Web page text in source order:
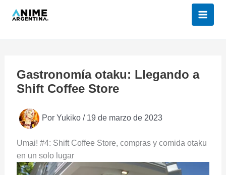
Gastronomía otaku: Llegando a
Shift Coffee Store
Por Yukiko / 19 de marzo de 2023
Umai! #4: Shift Coffee Store, compras y comida otaku
en un solo lugar